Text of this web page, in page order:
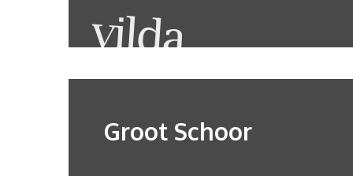
Groot Schoor